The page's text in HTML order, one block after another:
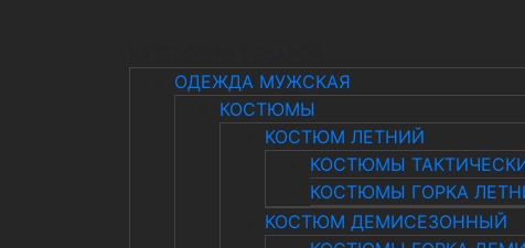
ОДЕЖДА МУЖСКАЯ
КОСТЮМЫ
КОСТЮМ ЛЕТНИЙ
КОСТЮМЫ
КОСТЮМЫ ГОРКА
КОСТЮМ ДЕМИСЕЗОННЫЙ